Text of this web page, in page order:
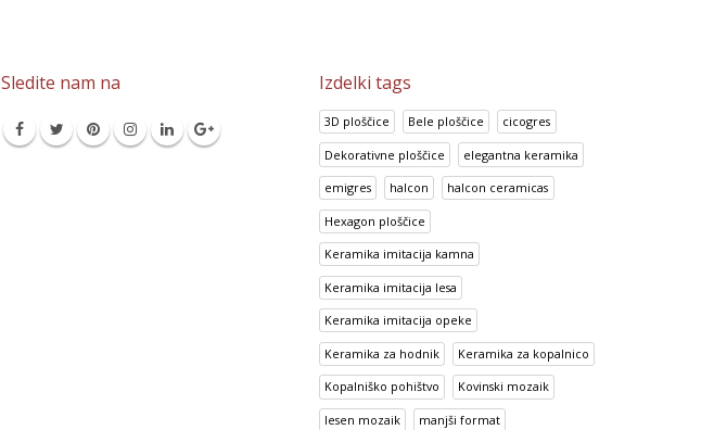
Sledite nam na Izdelki tags
3D ploščice Bele ploščice cicogres
Dekorativne ploščice elegantna keramika
emigres halcon halcon ceramicas
Hexagon ploščice
Keramika imitacija kamna
Keramika imitacija lesa
Keramika imitacija opeke
Keramika za hodnik Keramika za kopalnico
Kopalniško pohištvo Kovinski mozaik
lesen mozaik manjši format